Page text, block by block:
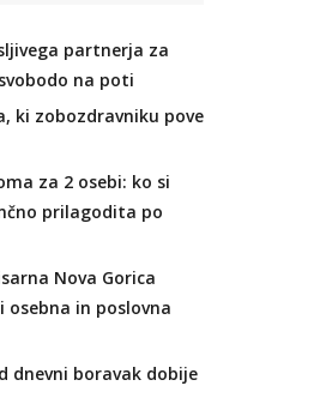
partnerja za
na poti
ki zobozdravniku pove
za 2 osebi: ko si
prilagodita po
Nova Gorica
osebna in poslovna
dnevni boravak dobije